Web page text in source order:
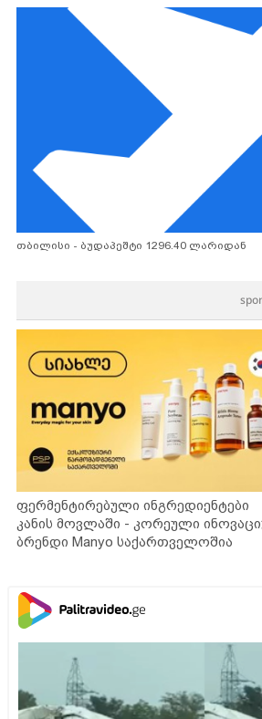
თბილისი - ბუდაპეშტი 1296.40 ლარიდან
ფერმენტირებული ინგრედიენტები
კანის მოვლაში - კორეული
ბრენდი Manyo საქართველოშია